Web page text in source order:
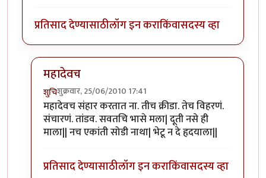
प्रतिसाद देण्यासाठीलॉग इन कराकिंवासदस्य व्हा
महादेवच
शुचिशुक्रवार, 25/06/2010 17:41
In reply toम्हणजे नेमके काय?byसहज
महादेवच संहार करतात ना. तीच क्रीडा. तेच विहरणं.
संचारणं. तांडव. सवतचि भासे मला| दूती नसे ही
माला|| नच एकांती सोडी नाथा| भेटू न दे हृदयाला||
प्रतिसाद देण्यासाठीलॉग इन कराकिंवासदस्य व्हा